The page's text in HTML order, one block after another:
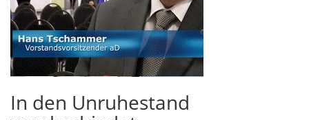
In den Unruhestand